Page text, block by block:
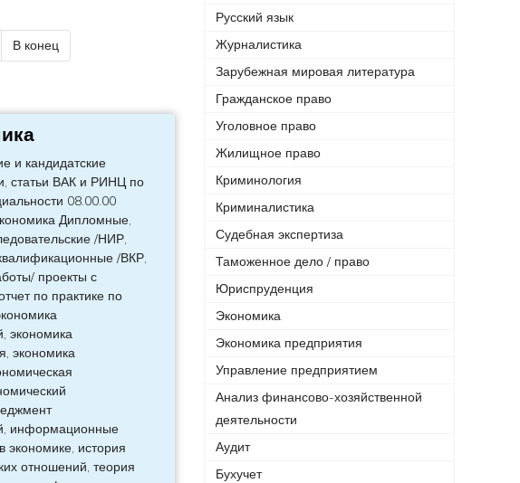
В конец
и кандидатские
статьи ВАК и РИНЦ по
08.00.00
Дипломные,
/НИР,
/ВКР,
проекты с
по практике по
экономика
экономика
информационные
экономике, история
отношений, теория
Русский язык
Журналистика
Зарубежная мировая литература
Гражданское право
Уголовное право
Жилищное право
Криминология
Криминалистика
Судебная экспертиза
Таможенное дело / право
Юриспруденция
Экономика
Экономика предприятия
Управление предприятием
Анализ финансово-хозяйственной
деятельности
Аудит
Бухучет